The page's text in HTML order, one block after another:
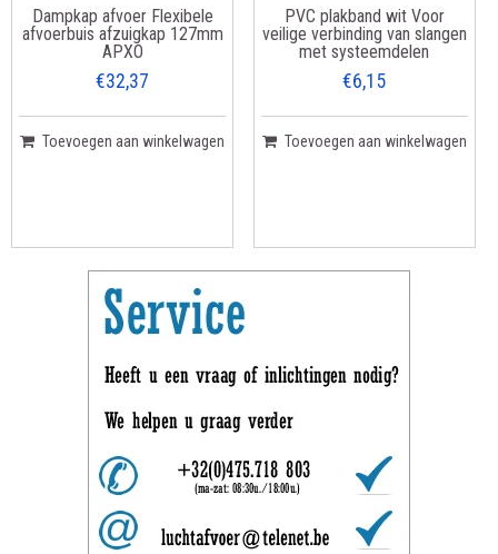
Dampkap afvoer Flexibele
afvoerbuis afzuigkap 127mm
APXO
€32,37
Toevoegen aan winkelwagen
PVC plakband wit Voor
veilige verbinding van slangen
met systeemdelen
€6,15
Toevoegen aan winkelwagen